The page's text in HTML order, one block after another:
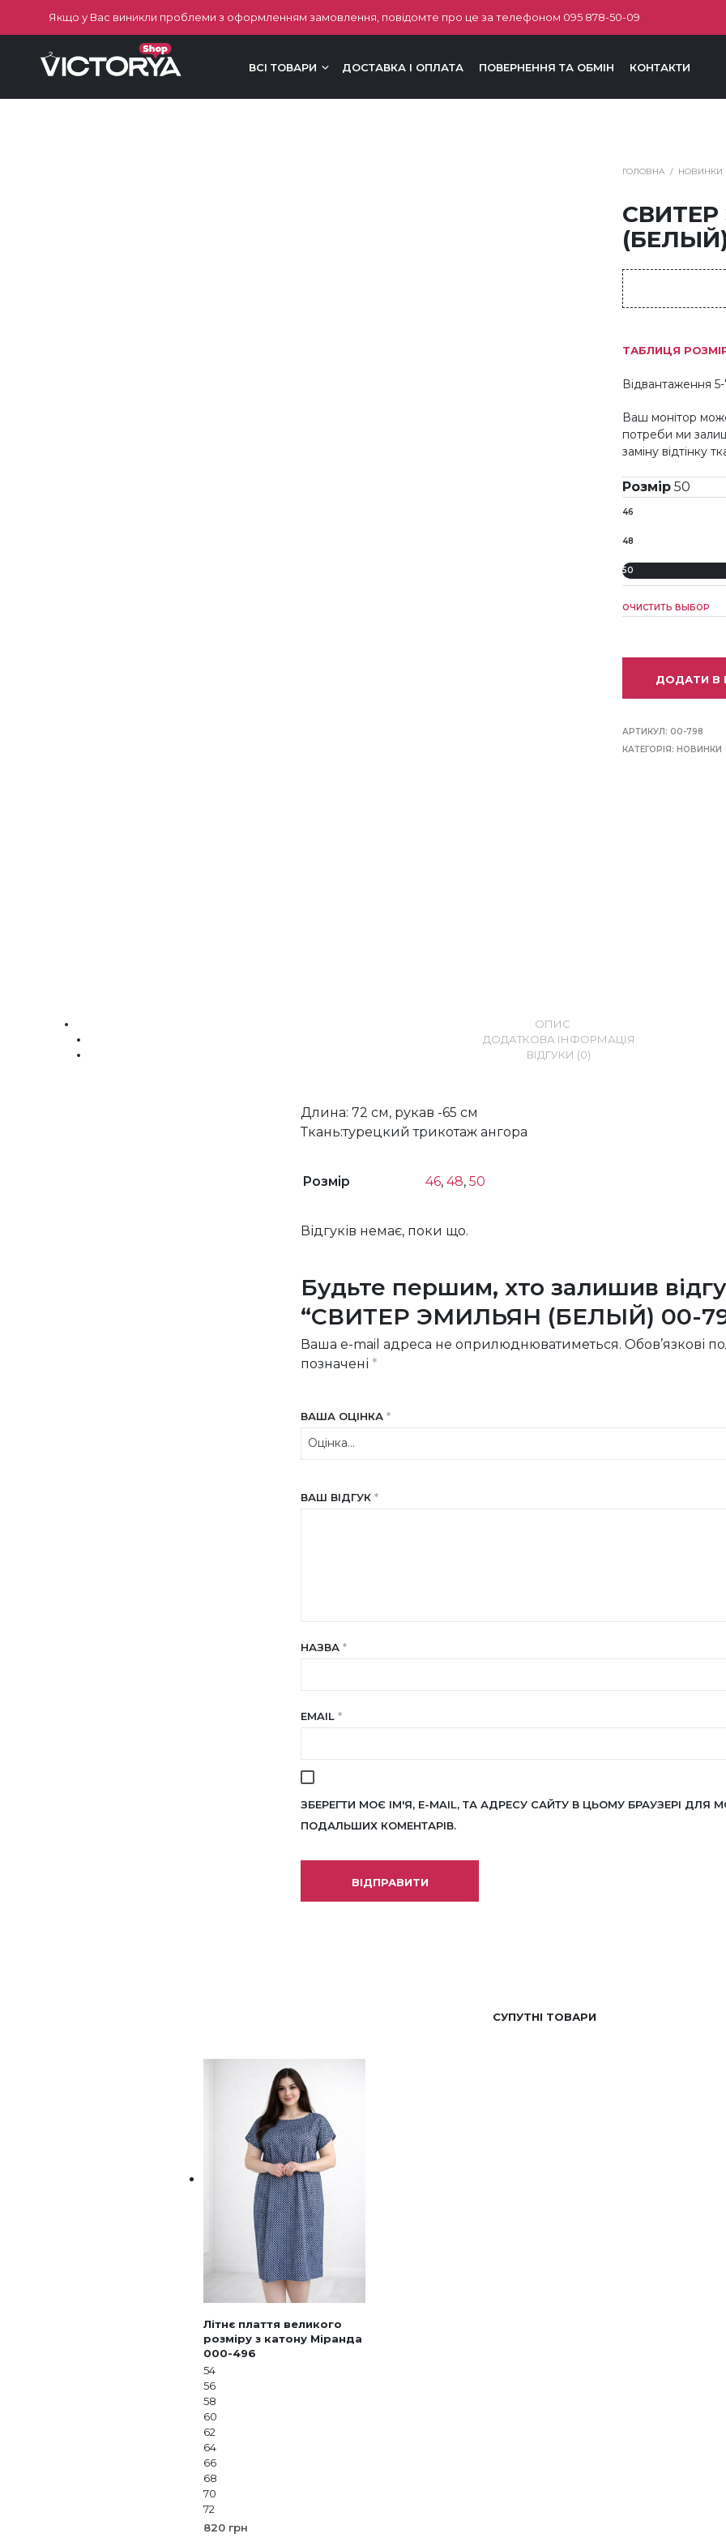
Якщо у Вас виникли проблеми з оформленням замовлення, повідомте про це за телефоном 095 878-50-09
ВСІ ТОВАРИ ДОСТАВКА І ОПЛАТА ПОВЕРНЕННЯ ТА ОБМІН КОНТАКТИ
ГОЛОВНА / НОВИНКИ
ТАБЛИЦЯ
Відвантаження
Ваш монітор
потреби ми
заміну відтінку
Розмір 50
46
48
50
ОЧИСТИТЬ ВЫБОР
ДОДАТИ В
АРТИКУЛ: 00-798
КАТЕГОРІЯ:НОВИНКИ
ОПИС
ДОДАТКОВА ІНФОРМАЦІЯ
ВІДГУКИ (0)
Длина: 72 см, рукав -65 см
Ткань:турецкий трикотаж ангора
Розмір 46, 48, 50
Відгуків немає, поки що.
Будьте першим, хто залишив
“СВИТЕР ЭМИЛЬЯН (БЕЛЫЙ) 00-
Ваша e-mail адреса не оприлюднюватиметься. Обов’язкові
позначені *
ВАША ОЦІНКА *
ВАШ ВІДГУК *
НАЗВА *
EMAIL *
ЗБЕРЕГТИ МОЄ ІМ'Я, E-MAIL, ТА АДРЕСУ САЙТУ В ЦЬОМУ БРАУЗЕРІ ДЛЯ
ПОДАЛЬШИХ КОМЕНТАРІВ.
СУПУТНІ ТОВАРИ
Літнє плаття великого
розміру з катону Міранда
000-496
54
56
58
60
62
64
66
68
70
72
820 грн